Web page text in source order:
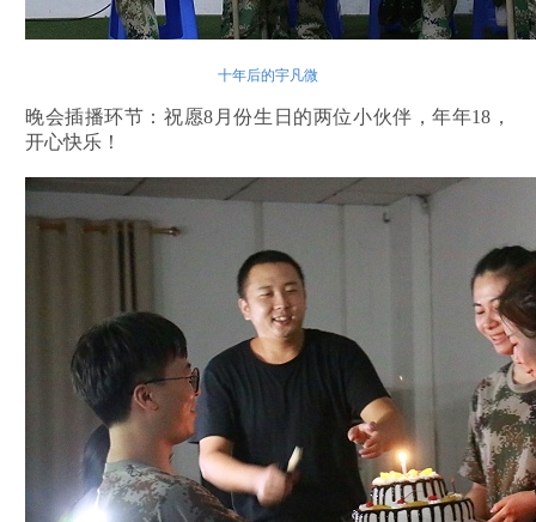
十年后的宇凡微
晚会插播环节：祝愿8月份生日的两位小伙伴，年年18，
开心快乐！